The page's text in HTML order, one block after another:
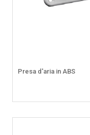
Presa d'aria in ABS